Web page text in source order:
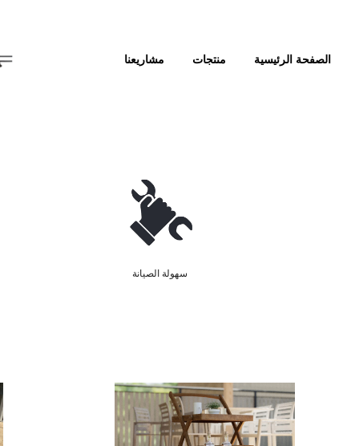
الصفحة الرئيسية منتجات مشاريعنا
سهولة الصيانة